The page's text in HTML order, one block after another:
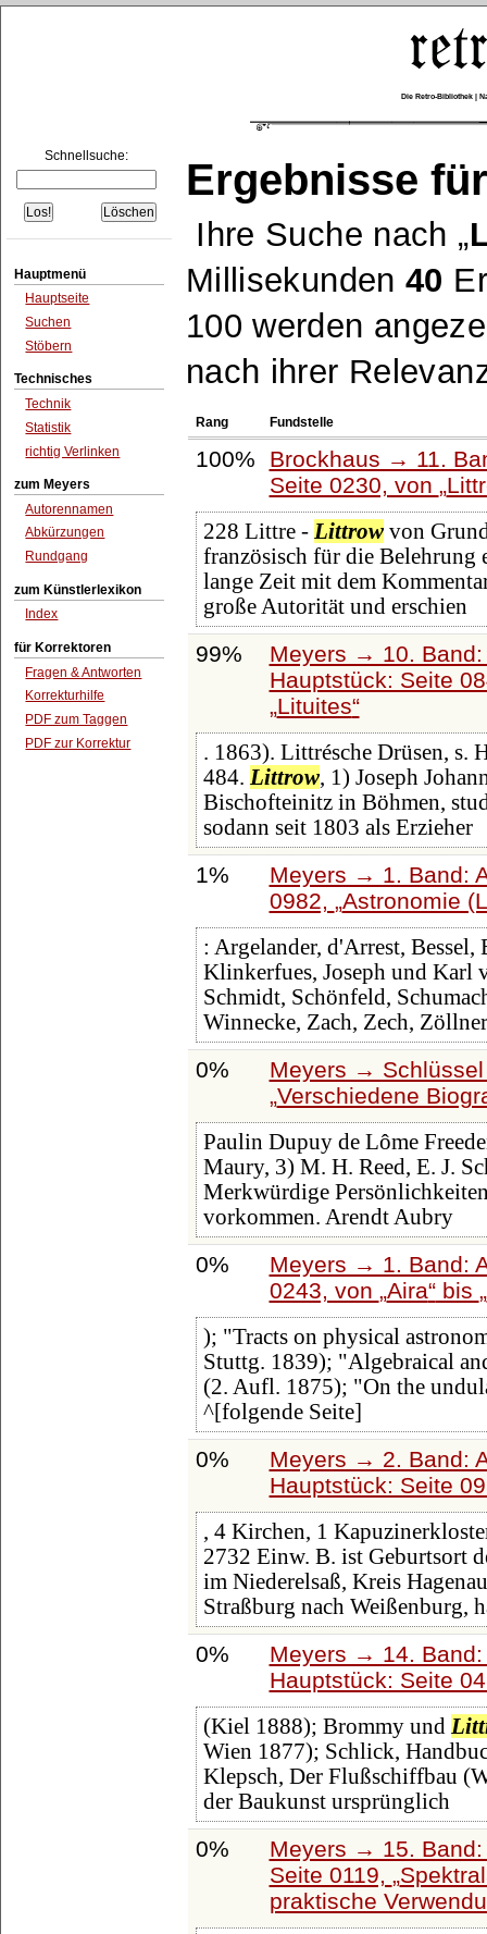
Die Retro-Bibliothek |
Schnellsuche:
Hauptmenü
Hauptseite
Suchen
Stöbern
Technisches
Technik
Statistik
richtig Verlinken
zum Meyers
Autorennamen
Abkürzungen
Rundgang
zum Künstlerlexikon
Index
für Korrektoren
Fragen & Antworten
Korrekturhilfe
PDF zum Taggen
PDF zur Korrektur
Ergebnisse
Ihre Suche nach
Millisekunden40
100 werden
nach ihrer
Rang Fundstelle
100%
Brockhaus → 11.
Seite 0230, von
228 Littre - Littrowvon
französisch für die Belehrung
lange Zeit mit dem
große Autorität und erschien
99%
Meyers → 10.
Hauptstück: Seite
Lituites
. 1863). Littrésche Drüsen, s.
484. Littrow, 1) Joseph
Bischofteinitz in Böhmen,
sodann seit 1803 als Erzieher
1%
Meyers → 1. Band:
0982,
Astronomie
: Argelander, d'Arrest, Bessel,
Klinkerfues, Joseph und Karl
Schmidt, Schönfeld,
Winnecke, Zach, Zech,
0%
Meyers →
Verschiedene
Paulin Dupuy de Lôme
Maury, 3) M. H. Reed, E. J.
Merkwürdige
vorkommen. Arendt Aubry
0%
Meyers → 1. Band:
0243, von Aira bis
); "Tracts on physical
Stuttg. 1839); "Algebraical
(2. Aufl. 1875); "On the
^[folgende Seite]
0%
Meyers → 2. Band:
Hauptstück: Seite
, 4 Kirchen, 1
2732 Einw. B. ist Geburtsort
im Niederelsaß, Kreis
Straßburg nach Weißenburg,
0%
Meyers → 14.
Hauptstück: Seite
(Kiel 1888); Brommy und
Wien 1877); Schlick,
Klepsch, Der Flußschiffbau
der Baukunst ursprünglich
0%
Meyers → 15.
Seite 0119,
praktische